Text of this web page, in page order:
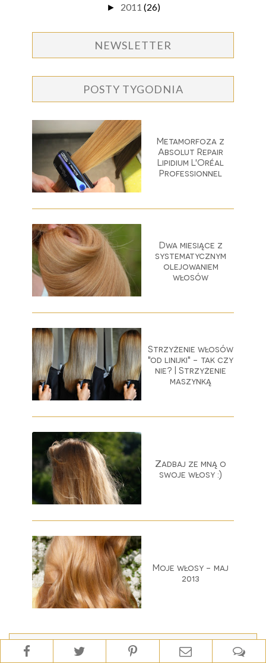
► 2011 (26)
NEWSLETTER
POSTY TYGODNIA
Metamorfoza z
Absolut Repair
Lipidium L'Oréal
Professionnel
Dwa miesiące z
systematycznym
olejowaniem
włosów
Strzyżenie włosów
"od linijki" - tak czy
nie? | Strzyżenie
maszynką
Zadbaj ze mną o
swoje włosy :)
Moje włosy - maj
2013
FACEBOOK | 23.300